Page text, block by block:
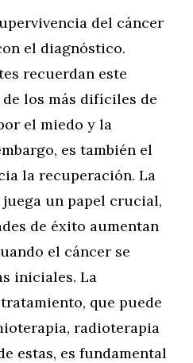
del cáncer
el diagnóstico.
recuerdan este
los más difíciles de
el miedo y la
es también el
la recuperación. La
un papel crucial,
de éxito aumentan
el cáncer se
iniciales. La
que puede
radioterapia
estas, es fundamental